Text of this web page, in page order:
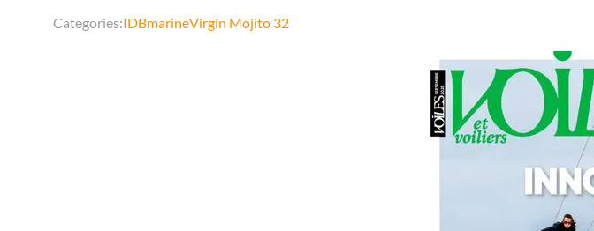
Categories:IDBmarineVirgin Mojito 32